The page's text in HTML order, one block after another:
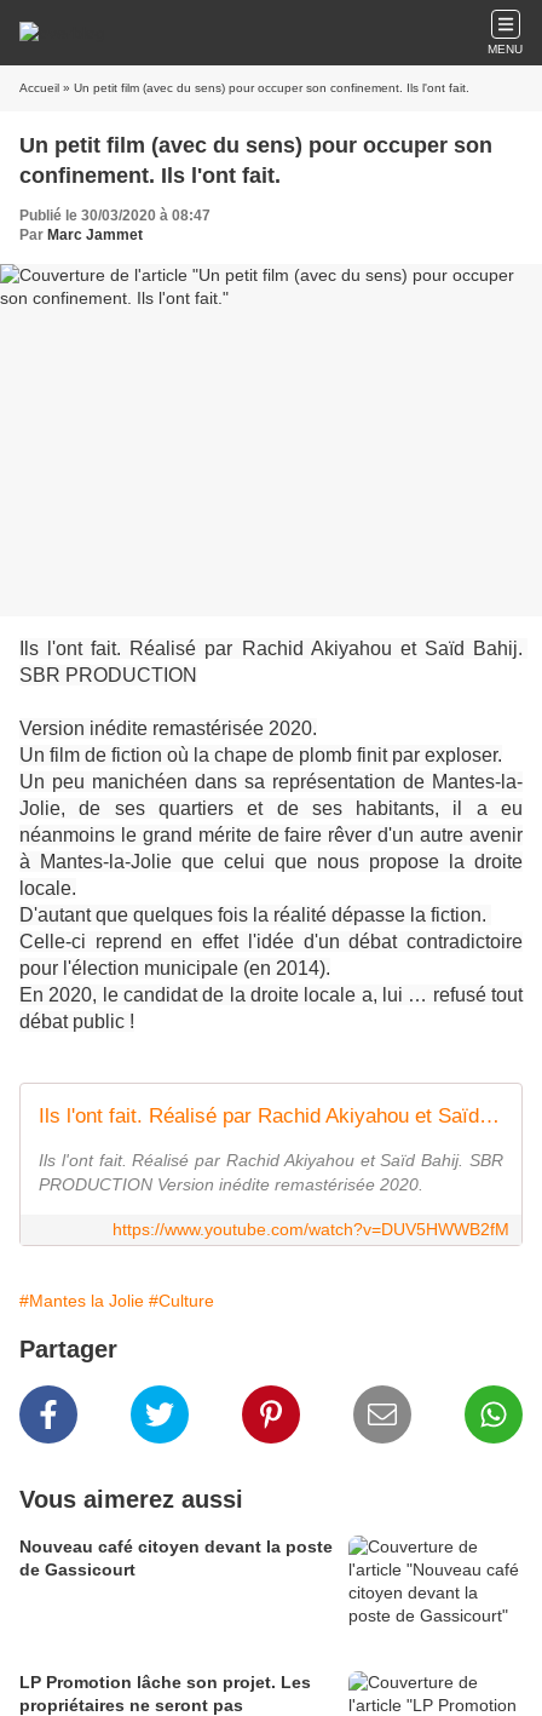
MENU
Accueil » Un petit film (avec du sens) pour occuper son confinement. Ils l'ont fait.
Un petit film (avec du sens) pour occuper son
confinement. Ils l'ont fait.
Publié le 30/03/2020 à 08:47
Par Marc Jammet
Ils l'ont fait. Réalisé par Rachid Akiyahou et Saïd Bahij.
SBR PRODUCTION
Version inédite remastérisée 2020.
Un film de fiction où la chape de plomb finit par exploser.
Un peu manichéen dans sa représentation de Mantes-la-
Jolie, de ses quartiers et de ses habitants, il a eu
néanmoins le grand mérite de faire rêver d'un autre avenir
à Mantes-la-Jolie que celui que nous propose la droite
locale.
D'autant que quelques fois la réalité dépasse la fiction.
Celle-ci reprend en effet l'idée d'un débat contradictoire
pour l'élection municipale (en 2014).
En 2020, le candidat de la droite locale a, lui … refusé tout
débat public !
Ils l'ont fait. Réalisé par Rachid Akiyahou et Saïd Bahij. SBR PRODUCTION
Ils l'ont fait. Réalisé par Rachid Akiyahou et Saïd Bahij. SBR
PRODUCTION Version inédite remastérisée 2020.
https://www.youtube.com/watch?v=DUV5HWWB2fM
#Mantes la Jolie #Culture
Partager
Vous aimerez aussi
Nouveau café citoyen devant la poste
de Gassicourt
LP Promotion lâche son projet. Les
propriétaires ne seront pas